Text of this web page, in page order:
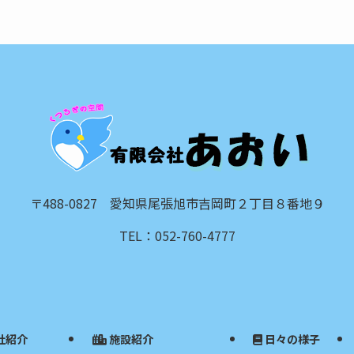
〒488-0827 愛知県尾張旭市吉岡町２丁目８番地９
TEL：052-760-4777
紹介 施設紹介 日々の様子